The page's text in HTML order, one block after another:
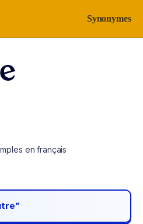
Synonymes
en français